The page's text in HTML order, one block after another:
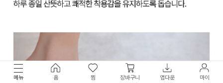
메뉴 홈 찜 장바구니 앱다운 마이